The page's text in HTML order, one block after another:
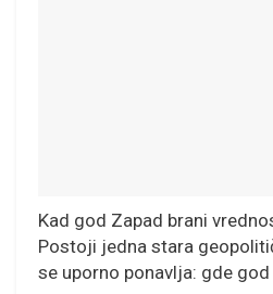
Kad god Zapad brani
Postoji jedna stara
se uporno ponavlja: gde god